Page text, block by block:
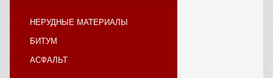
НЕРУДНЫЕ МАТЕРИАЛЫ
БИТУМ
АСФАЛЬТ